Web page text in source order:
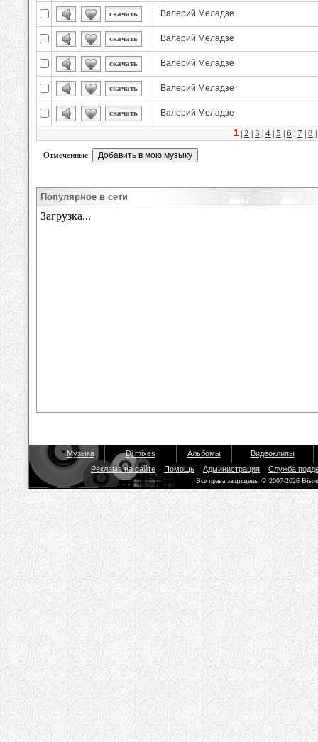
скачать Валерий Меладзе
скачать Валерий Меладзе
скачать Валерий Меладзе
скачать Валерий Меладзе
скачать Валерий Меладзе
1 2 3 4 5 6 7 8
Отмеченные:
Популярное в сети
Музыка Dj mixes Альбомы
Видеоклипы
Реклама на сайте
Помощь Администрация Служба
Все права защищены © 2007-2026